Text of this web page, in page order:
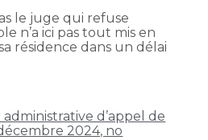
le juge qui refuse
n’a ici pas tout mis en
résidence dans un délai
d’appel de
2024, no